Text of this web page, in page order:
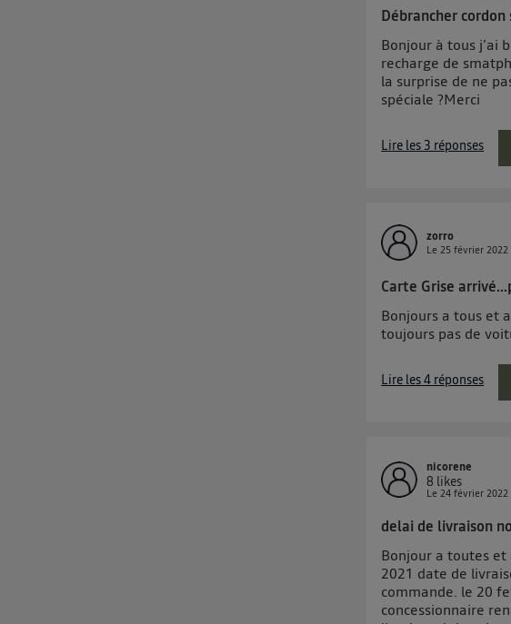
Débrancher cordon
Bonjour à tous j'ai
recharge de
la surprise de ne
spéciale ?Merci
Lire les 3 réponses
zorro
Le25 février 2022
Carte Grise
Bonjours a tous et
toujours pas de
Lire les 4 réponses
nicorene
8 likes
Le24 février 2022
delai de livraison
Bonjour a toutes et
2021 date de
commande. le 20
concessionnaire